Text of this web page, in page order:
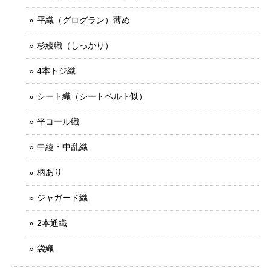
平織（グログラン）薄め
杉綾織（しっかり）
4本トジ織
シート織（シートベルト似）
平コール織
中綾・中乱織
柄あり
ジャガード織
2本通織
袋織